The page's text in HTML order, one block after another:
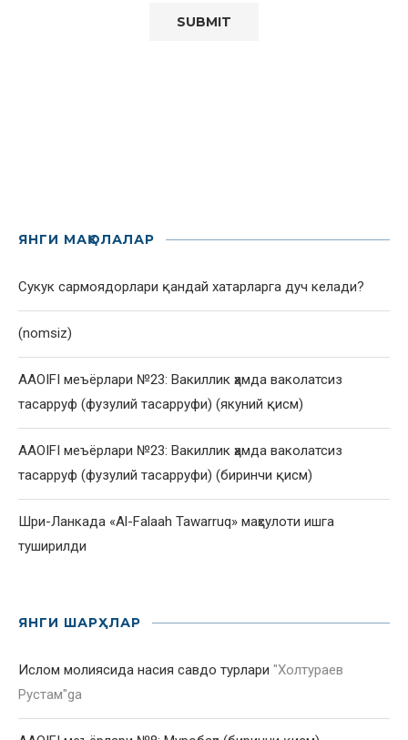
ЯНГИ МАҚОЛАЛАР
Сукук сармоядорлари қандай хатарларга дуч келади?
(nomsiz)
AAOIFI меъёрлари №23: Вакиллик ҳамда ваколатсиз
тасарруф (фузулий тасарруфи) (якуний қисм)
AAOIFI меъёрлари №23: Вакиллик ҳамда ваколатсиз
тасарруф (фузулий тасарруфи) (биринчи қисм)
Шри-Ланкада «Al-Falaah Tawarruq» маҳсулоти ишга
туширилди
ЯНГИ ШАРҲЛАР
Ислом молиясида насия савдо турлари "Холтураев
Рустам"ga